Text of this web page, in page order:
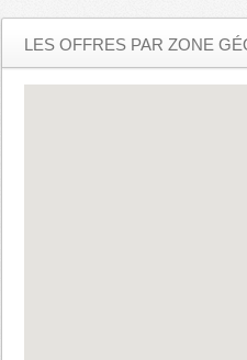
LES OFFRES PAR ZONE